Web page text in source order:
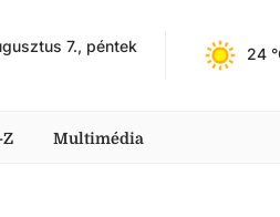
7., péntek 24
Z Multimédia